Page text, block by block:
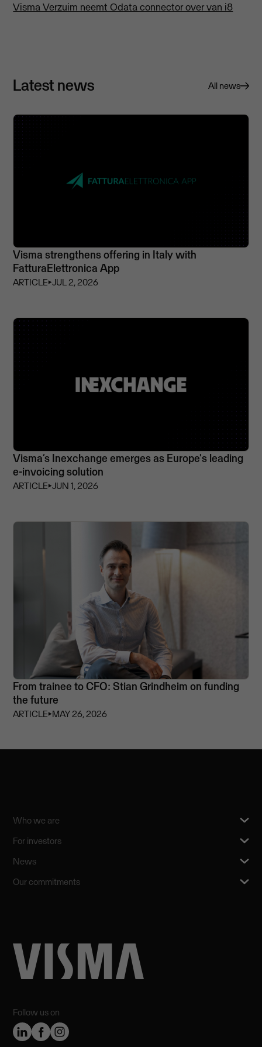
Visma Verzuim neemt Odata connector over van i8
Latest news All news
Visma strengthens offering in Italy with
FatturaElettronica App
ARTICLE⏵JUL 2, 2026
Visma’s Inexchange emerges as Europe's leading
e-invoicing solution
ARTICLE⏵JUN 1, 2026
From trainee to CFO: Stian Grindheim on funding
the future
ARTICLE⏵MAY 26, 2026
Follow us on
Who we are
For investors
News
Our commitments